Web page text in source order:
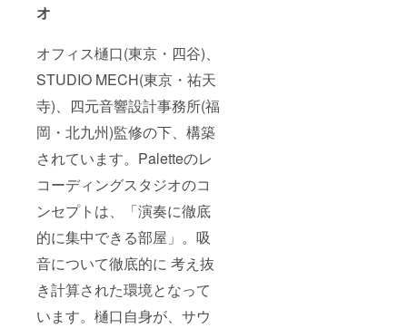
オ
オフィス樋口(東京・四谷)、
STUDIO MECH(東京・祐天
寺)、四元音響設計事務所(福
岡・北九州)監修の下、構築
されています。Paletteのレ
コーディングスタジオのコ
ンセプトは、「演奏に徹底
的に集中できる部屋」。吸
音について徹底的に 考え抜
き計算された環境となって
います。樋口自身が、サウ